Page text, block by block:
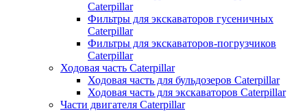
Caterpillar
Фильтры для экскаваторов гусеничных
Caterpillar
Фильтры для экскаваторов-погрузчиков
Caterpillar
Ходовая часть Caterpillar
Ходовая часть для бульдозеров Caterpillar
Ходовая часть для экскаваторов Caterpillar
Части двигателя Caterpillar